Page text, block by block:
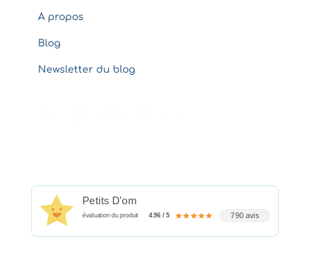
A propos
Blog
Newsletter du blog
Petits D'om
évaluation du produit 4.96 / 5 790 avis